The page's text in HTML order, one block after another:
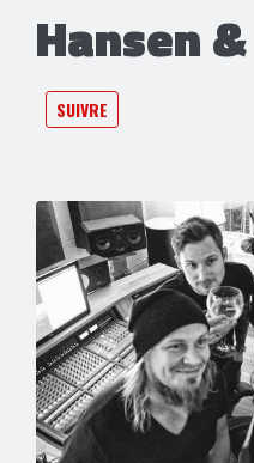
Hansen
SUIVRE